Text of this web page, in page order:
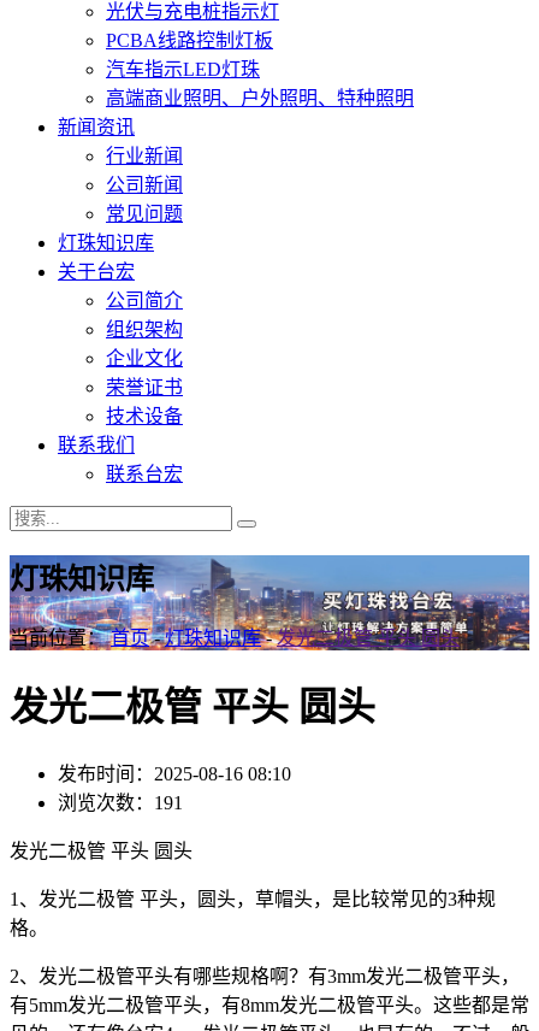
光伏与充电桩指示灯
PCBA线路控制灯板
汽车指示LED灯珠
高端商业照明、户外照明、特种照明
新闻资讯
行业新闻
公司新闻
常见问题
灯珠知识库
关于台宏
公司简介
组织架构
企业文化
荣誉证书
技术设备
联系我们
联系台宏
灯珠知识库
当前位置：首页-灯珠知识库-发光二极管 平头 圆头
发光二极管 平头 圆头
发布时间：2025-08-16 08:10
浏览次数：191
发光二极管 平头 圆头
1、发光二极管 平头，圆头，草帽头，是比较常见的3种规
格。
2、发光二极管平头有哪些规格啊？有3mm发光二极管平头，
有5mm发光二极管平头，有8mm发光二极管平头。这些都是常